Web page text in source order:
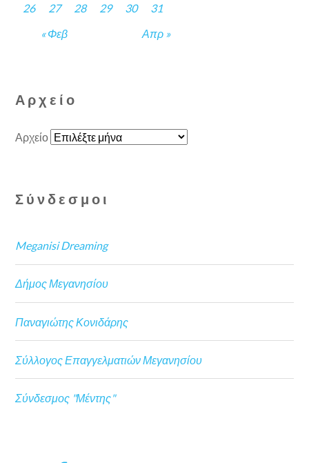
« Φεβ Απρ »
26
27 28 29 30 31
Αρχείο
Αρχείο
Σύνδεσμοι
Meganisi Dreaming
Δήμος Μεγανησίου
Παναγιώτης Κονιδάρης
Σύλλογος Επαγγελματιών Μεγανησίου
Σύνδεσμος "Μέντης"